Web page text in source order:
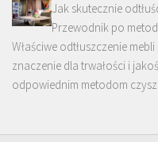
Jak skutecznie
Przewodnik po
Właściwe odtłuszczenie
znaczenie dla trwałości i
odpowiednim metodom